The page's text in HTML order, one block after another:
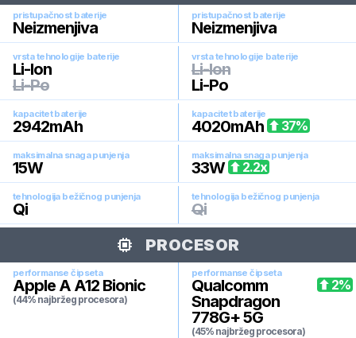
pristupačnost baterije
Neizmenjiva
pristupačnost baterije
Neizmenjiva
vrsta tehnologije baterije
Li-Ion
Li-Po
vrsta tehnologije baterije
Li-Ion
Li-Po
kapacitet baterije
2942mAh
kapacitet baterije
4020mAh 37%
maksimalna snaga punjenja
15W
maksimalna snaga punjenja
33W 2.2x
tehnologija bežičnog punjenja
Qi
tehnologija bežičnog punjenja
Qi
PROCESOR
performanse čipseta
Apple A A12 Bionic
(44% najbržeg procesora)
performanse čipseta
Qualcomm
Snapdragon
778G+ 5G
(45% najbržeg procesora)
2%